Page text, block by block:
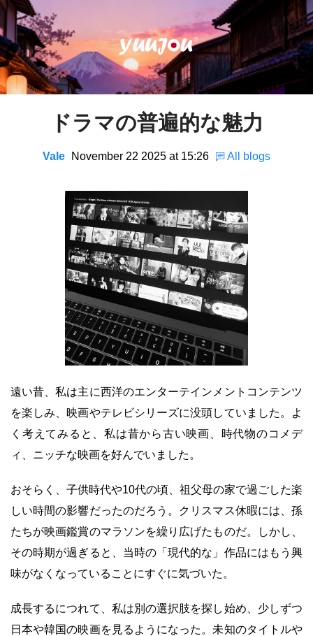
ドラマの普遍的な魅力
Vale November 22 2025 at 15:26 All blogs
遠い昔、私は主に西洋のエンターテインメントコンテンツ
を楽しみ、映画やテレビシリーズに没頭していました。よ
く考えてみると、私は昔から古い映画、時代物のコメデ
ィ、ニッチな映画を好んでいました。
おそらく、子供時代や10代の頃、祖父母の家で過ごした楽
しい時間の影響だったのだろう。クリスマス休暇には、孫
たちが映画鑑賞のマラソンを繰り広げたものだ。しかし、
その時期が過ぎると、当時の「現代的な」作品にはもう興
味がなくなっていることにすぐに気づいた。
成長するにつれて、私は別の選択肢を探し始め、少しずつ
日本や韓国の映画を見るようになった。未知のタイトルや